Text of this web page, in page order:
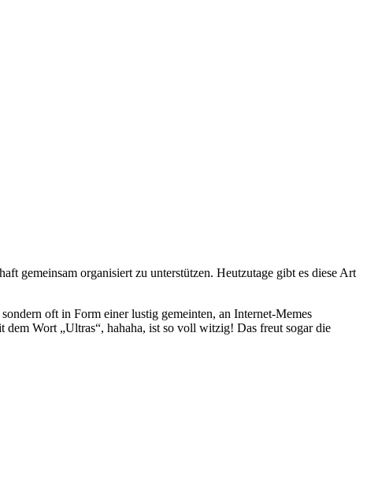
gemeinsam organisiert zu unterstützen. Heutzutage gibt es diese Art
oft in Form einer lustig gemeinten, an Internet-Memes
Wort „Ultras“, hahaha, ist so voll witzig! Das freut sogar die